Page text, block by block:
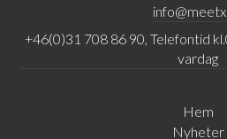
+46(0)31 708 86 90, Telefontid
vardag
Hem
Nyheter